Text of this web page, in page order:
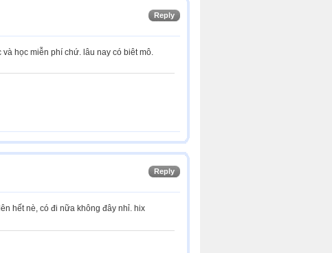
Reply
học miễn phí chứ. lâu nay có biêt mô.
Reply
hết nè, có đi nữa không đây nhỉ. hix